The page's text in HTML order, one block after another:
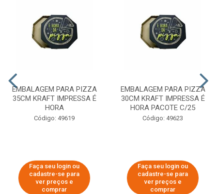
EMBALAGEM PARA PIZZA
35CM KRAFT IMPRESSA É
HORA
Código: 49619
Faça seu login ou
cadastre-se para
ver preços e
comprar
EMBALAGEM PARA PIZZA
30CM KRAFT IMPRESSA É
HORA PACOTE C/25
Código: 49623
Faça seu login ou
cadastre-se para
ver preços e
comprar